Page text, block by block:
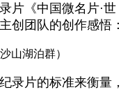
片《中国微名片·世
创团队的创作感悟：
山湖泊群）
录片的标准来衡量，